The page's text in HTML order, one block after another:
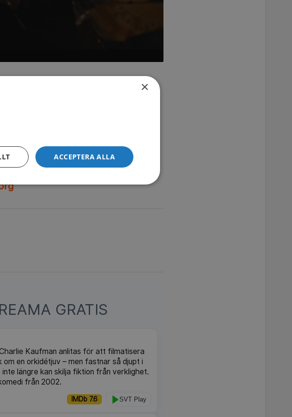
GRATIS
Kaufman anlitas för att filmatisera
om en orkidétjuv – men fastnar så djupt i
längre kan skilja fiktion från verklighet.
från 2002.
IMDb 7.6 SVT Play
×
ACCEPTERA ALLA